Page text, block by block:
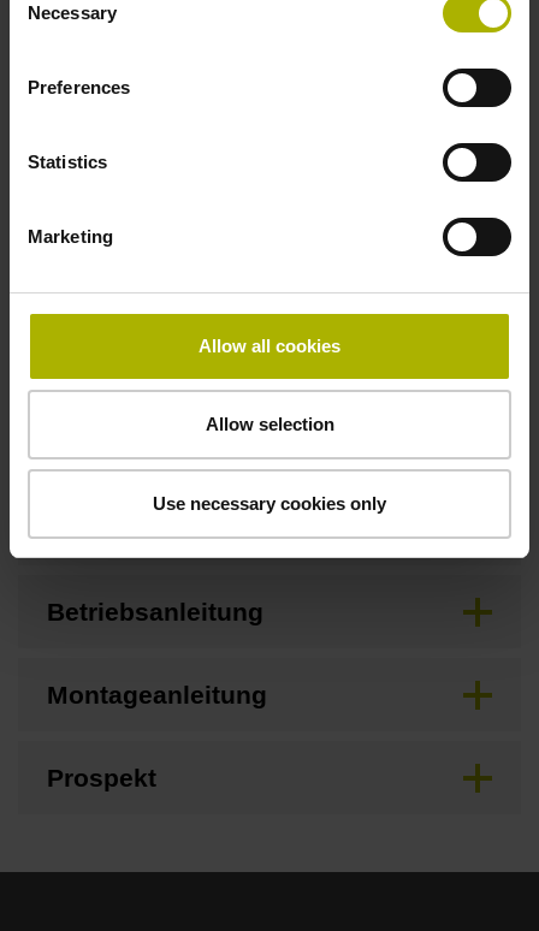
Selection
Necessary
Preferences
Statistics
Marketing
Allow all cookies
Allow selection
Use necessary cookies only
alle 50 mm von der Ersten
klebbar Dicke: 2,64 mm
Breite
10,00 mm
Downloads / CAD / Montage
Betriebsanleitung
Montageanleitung
Prospekt